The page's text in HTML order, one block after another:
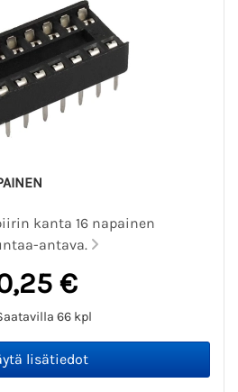
kanta 16 napainen
antava.
€
66 kpl